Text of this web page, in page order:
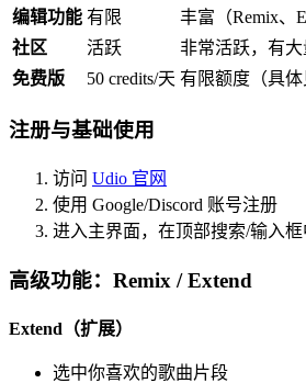
编辑功能 有限
丰富（Remix、
社区
活跃
非常活跃，有
免费版
50 credits/天 有限额度（具体
注册与基础使用
访问 Udio 官网
使用 Google/Discord 账号注册
进入主界面，在顶部搜索/输入
高级功能：Remix / Extend
Extend（扩展）
选中你喜欢的歌曲片段